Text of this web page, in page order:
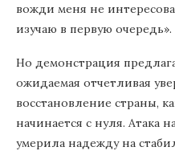
вожди меня не
изучаю в первую очередь».
Но демонстрация
ожидаемая отчетливая
восстановление страны,
начинается с нуля. Атака
умерила надежду на